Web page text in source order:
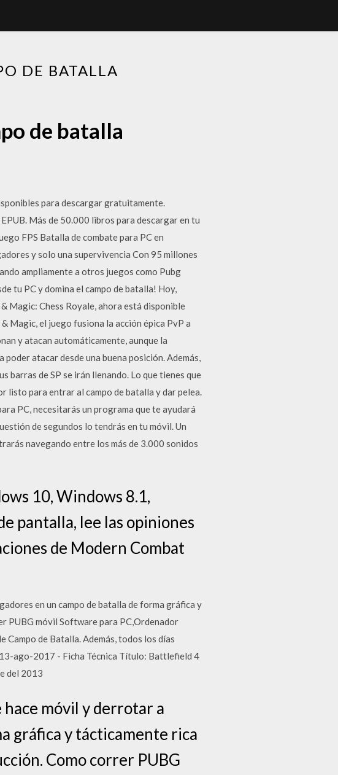
DE BATALLA
de batalla
para descargar gratuitamente.
Más de 50.000 libros para descargar en tu
FPS Batalla de combate para PC en
y solo una supervivencia Con 95 millones
ampliamente a otros juegos como Pubg
tu PC y domina el campo de batalla! Hoy,
Magic: Chess Royale, ahora está disponible
Magic, el juego fusiona la acción épica PvP a
y atacan automáticamente, aunque la
atacar desde una buena posición. Además,
barras de SP se irán llenando. Lo que tienes que
listo para entrar al campo de batalla y dar pelea.
PC, necesitarás un programa que te ayudará
de segundos lo tendrás en tu móvil. Un
navegando entre los más de 3.000 sonidos
10, Windows 8.1,
pantalla, lee las opiniones
de Modern Combat
en un campo de batalla de forma gráfica y
PUBG móvil Software para PC,Ordenador
de Batalla. Además, todos los días
ago-2017 - Ficha Técnica Título: Battlefield 4
del 2013
hace móvil y derrotar a
gráfica y tácticamente rica
Como correr PUBG